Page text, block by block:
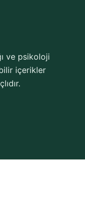
ve psikoloji
içerikler